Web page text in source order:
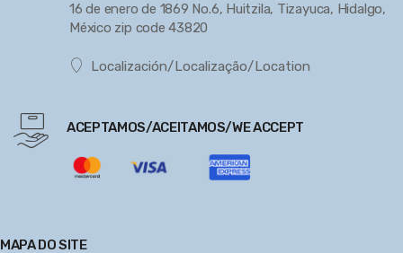
16 de enero de 1869 No.6, Huitzila, Tizayuca, Hidalgo,
México zip code 43820
Localización/Localização/Location
ACEPTAMOS/ACEITAMOS/WE ACCEPT
MAPA DO SITE